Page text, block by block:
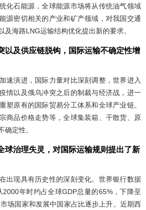
化石能源，全球能源市场将从传统油气领域
源密切相关的产业和矿产领域，对我国交通
及海路LNG运输结构优化提出新的要求。
以及供应链脱钩，国际运输不确定性增
速演进，国际力量对比深刻调整，世界进入
情以及俄乌冲突之后的制裁与经济战，进一
塑原有的国际贸易分工体系和全球产业链。
商品价格走势等，全球集装箱、干散货、原
确定性。
球治理失灵，对国际运输规则提出了新
出现具有历史性的深刻变化。世界银行数据
2000年时约占全球GDP总量的65%，下降至
场国家和发展中国家占比逐步上升。近期西